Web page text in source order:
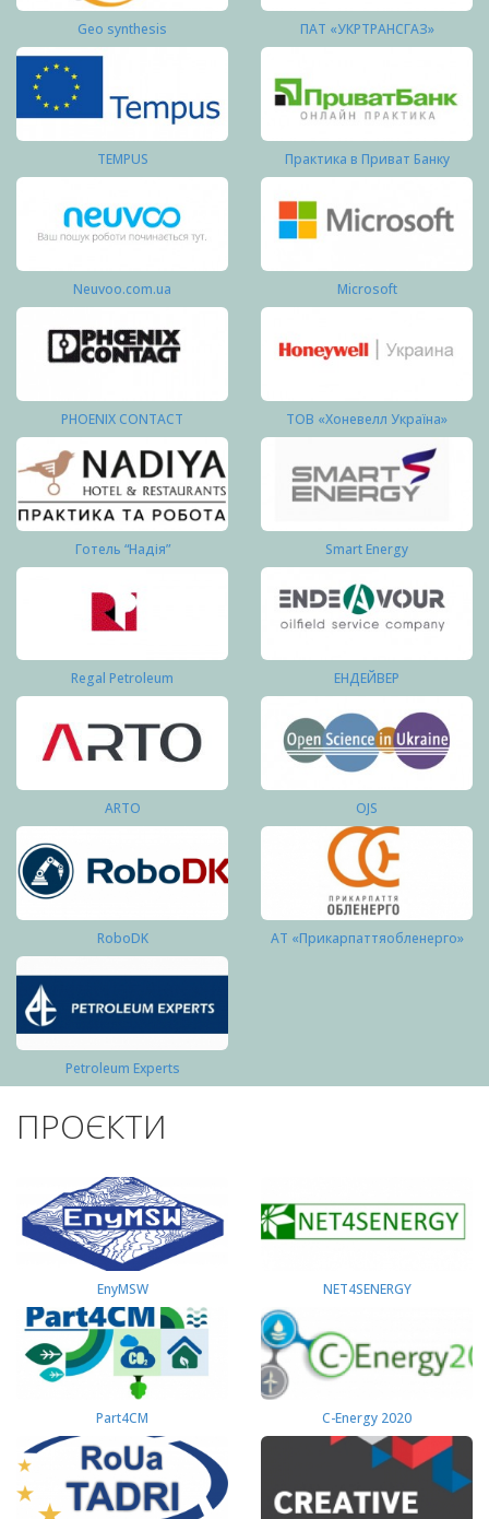
Geo synthesis ПАТ «УКРТРАНСГАЗ»
TEMPUS Практика в Приват Банку
Neuvoo.com.ua Microsoft
PHOENIX CONTACT ТОВ «Хоневелл Україна»
Готель “Надія” Smart Energy
Regal Petroleum ЕНДЕЙВЕР
ARTO OJS
RoboDK АТ «Прикарпаттяобленерго»
Petroleum Experts
ПРОЄКТИ
EnyMSW NET4SENERGY
Part4СМ C-Energy 2020